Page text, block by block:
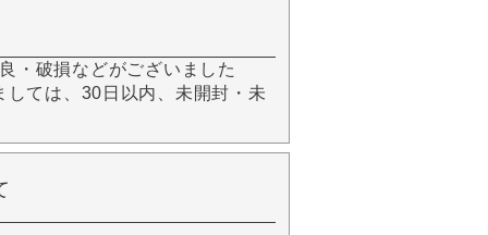
・破損などがございました
ては、30日以内、未開封・未